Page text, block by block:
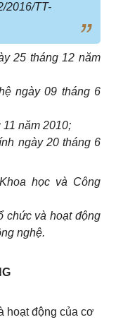
2016/TT-
25 tháng 12 năm
ngày 09 tháng 6
năm 2010;
ngày 20 tháng 6
học và Công
chức và hoạt động
nghệ.
hoạt động của cơ